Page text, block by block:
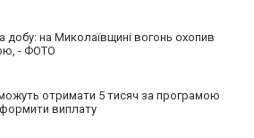
добу: на Миколаївщині вогонь охопив
- ФОТО
отримати 5 тисяч за програмою
виплату